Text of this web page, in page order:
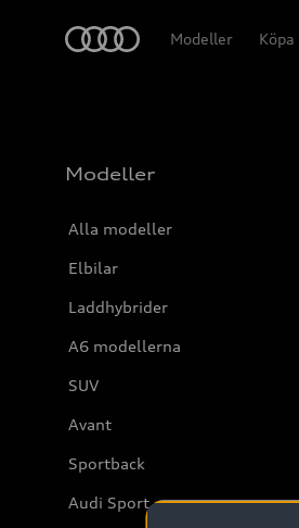
Modeller Köpa
Modeller
Alla modeller
Elbilar
Laddhybrider
A6 modellerna
SUV
Avant
Sportback
Audi Sport